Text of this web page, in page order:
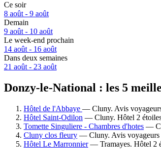
Ce soir
8 août - 9 août
Demain
9 août - 10 août
Le week-end prochain
14 août - 16 août
Dans deux semaines
21 août - 23 août
Donzy-le-National : les 5
Hôtel de l'Abbaye — Cluny. Avis
Hôtel Saint-Odilon — Cluny. Hôtel 2
Tomette Singuliere - Chambres d'hotes —
Cluny clos fleury — Cluny. Avis voyageurs
Hôtel Le Marronnier— Tramayes. Hôtel 2